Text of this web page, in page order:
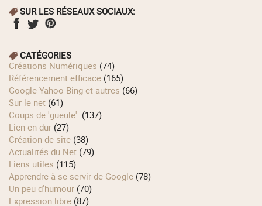
SUR LES RÉSEAUX SOCIAUX:
CATÉGORIES
Créations Numériques (74)
Référencement efficace (165)
Google Yahoo Bing et autres (66)
Sur le net (61)
Coups de 'gueule'. (137)
Lien en dur (27)
Création de site (38)
Actualités du Net (79)
Liens utiles (115)
Apprendre à se servir de Google (78)
Un peu d'humour (70)
Expression libre (87)